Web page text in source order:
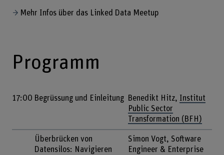
Mehr Infos über das Linked Data Meetup
Programm
17:00 Begrüssung und Einleitung Benedikt Hitz,
Institut
Public Sector
Transformation (BFH)
Überbrücken von
Datensilos: Navigieren
Simon Vogt, Software
Engineer & Enterprise